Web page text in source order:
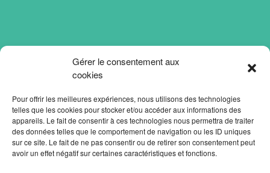
Gérer le consentement aux
cookies
Pour offrir les meilleures expériences, nous utilisons des technologies
telles que les cookies pour stocker et/ou accéder aux informations des
appareils. Le fait de consentir à ces technologies nous permettra de traiter
des données telles que le comportement de navigation ou les ID uniques
sur ce site. Le fait de ne pas consentir ou de retirer son consentement peut
avoir un effet négatif sur certaines caractéristiques et fonctions.